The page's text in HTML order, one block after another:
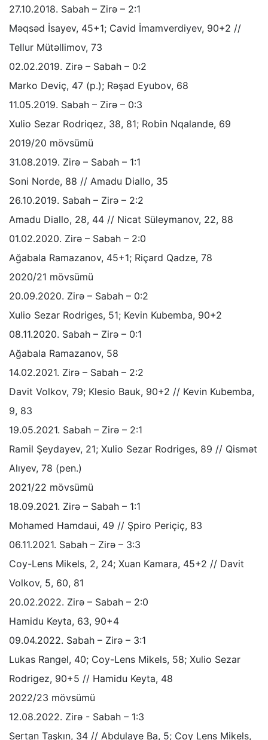
27.10.2018. Sabah – Zirə – 2:1
Məqsəd İsayev, 45+1; Cavid İmamverdiyev, 90+2 //
Tellur Mütəllimov, 73
02.02.2019. Zirə – Sabah – 0:2
Marko Deviç, 47 (p.); Rəşad Eyubov, 68
11.05.2019. Sabah – Zirə – 0:3
Xulio Sezar Rodriqez, 38, 81; Robin Nqalande, 69
2019/20 mövsümü
31.08.2019. Zirə – Sabah – 1:1
Soni Norde, 88 // Amadu Diallo, 35
26.10.2019. Sabah – Zirə – 2:2
Amadu Diallo, 28, 44 // Nicat Süleymanov, 22, 88
01.02.2020. Zirə – Sabah – 2:0
Ağabala Ramazanov, 45+1; Riçard Qadze, 78
2020/21 mövsümü
20.09.2020. Zirə – Sabah – 0:2
Xulio Sezar Rodriges, 51; Kevin Kubemba, 90+2
08.11.2020. Sabah – Zirə – 0:1
Ağabala Ramazanov, 58
14.02.2021. Zirə – Sabah – 2:2
Davit Volkov, 79; Klesio Bauk, 90+2 // Kevin Kubemba,
9, 83
19.05.2021. Sabah – Zirə – 2:1
Ramil Şeydayev, 21; Xulio Sezar Rodriges, 89 // Qismət
Alıyev, 78 (pen.)
2021/22 mövsümü
18.09.2021. Zirə – Sabah – 1:1
Mohamed Hamdaui, 49 // Şpiro Periçiç, 83
06.11.2021. Sabah – Zirə – 3:3
Coy-Lens Mikels, 2, 24; Xuan Kamara, 45+2 // Davit
Volkov, 5, 60, 81
20.02.2022. Zirə – Sabah – 2:0
Hamidu Keyta, 63, 90+4
09.04.2022. Sabah – Zirə – 3:1
Lukas Rangel, 40; Coy-Lens Mikels, 58; Xulio Sezar
Rodrigez, 90+5 // Hamidu Keyta, 48
2022/23 mövsümü
12.08.2022. Zirə - Sabah – 1:3
Sertan Taşkın, 34 // Abdulaye Ba, 5; Coy Lens Mikels,